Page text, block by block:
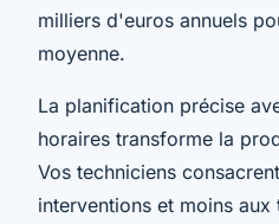
milliers d'euros annuels
moyenne.
La planification précise
horaires transforme la
Vos techniciens
interventions et moins